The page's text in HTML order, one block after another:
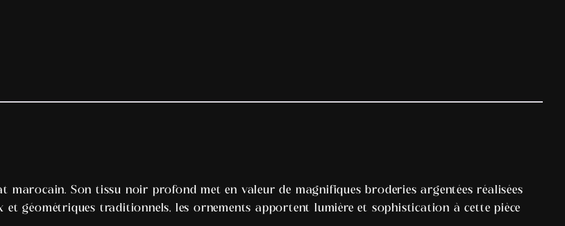
marocain. Son tissu noir profond met en valeur de magnifiques broderies argentées réalisées
géométriques traditionnels, les ornements apportent lumière et sophistication à cette pièce